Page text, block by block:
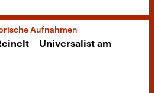
Aufnahmen
– Universalist am